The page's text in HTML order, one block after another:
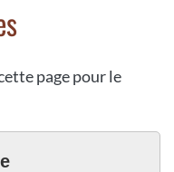
page pour le